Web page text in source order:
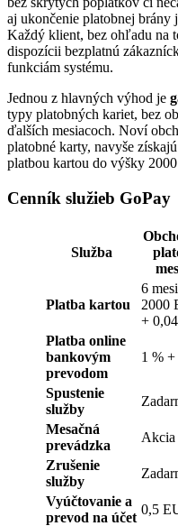
aj ukončenie platobnej brány
Každý klient, bez ohľadu na
dispozícii bezplatnú
funkciám systému.
Jednou z hlavných výhod je
typy platobných kariet, bez
ďalších mesiacoch. Noví
platobné karty, navyše získajú
platbou kartou do výšky
Cenník služieb GoPay
Služba
Platba kartou
6
2000
+
Platba online
bankovým
prevodom
1 %
Spustenie
služby
Mesačná
prevádzka
Akcia
Zrušenie
služby
Vyúčtovanie a
prevod na účet
0,5